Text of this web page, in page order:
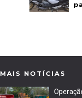
MAIS NOTÍCIAS